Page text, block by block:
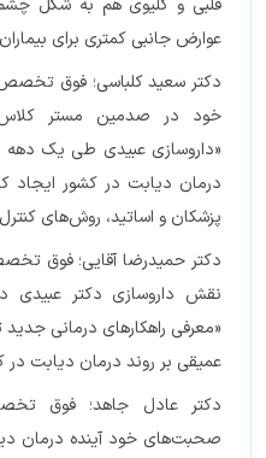
عوارض جانبی کمتری برای
دکتر سعید کلباسی؛ فوق
خود در صدمین مستر کلاس
«داروسازی عبیدی طی یک دهه
درمان دیابت در کشور ایجاد
پزشکان و اساتید، روش‌های
دکتر حمیدرضا آقایی؛ فوق
نقش داروسازی دکتر
«معرفی راهکارهای درمانی
عمیقی بر روند درمان دیابت
دکتر عادل جاهد؛ فوق
صحبت‌های خود آینده درمان